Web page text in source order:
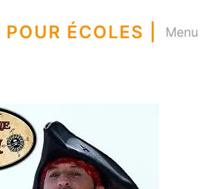
POUR ÉCOLES | Menu